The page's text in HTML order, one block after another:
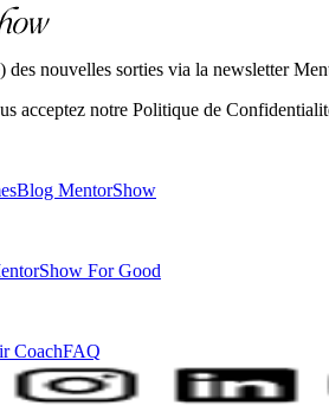
des nouvelles sorties via la newsletter
acceptez notre Politique de
Blog MentorShow
For Good
CoachFAQ